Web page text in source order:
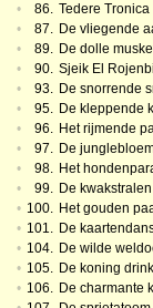
•
86. Tedere Tronica
•
87. De vliegende
•
89. De dolle
•
90. Sjeik El
•
93. De snorrende
•
95. De kleppende
•
96. Het rijmende
•
97. De
•
98. Het
•
99. De kwakstralen
• 100. Het gouden
• 101. De
• 104. De wilde
• 105. De koning
• 106. De charmante